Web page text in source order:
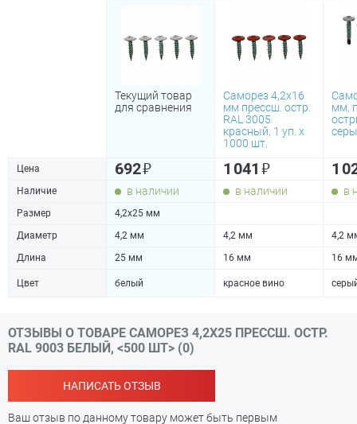
Текущий товар
для сравнения
Саморез 4,2х16
мм прессш. остр.
RAL 3005
красный, 1 уп. х
1000 шт.
мм,
Цена 692₽ 1 041 ₽ 1
Наличие в наличии в наличии в
Размер
4,2х25 мм
Диаметр
4,2 мм 4,2 мм
4,2
Длина
25 мм 16 мм 16
Цвет белый красное вино
ОТЗЫВЫ О ТОВАРЕ САМОРЕЗ 4,2Х25 ПРЕССШ. ОСТР.
RAL 9003 БЕЛЫЙ, <500 ШТ> (0)
НАПИСАТЬ ОТЗЫВ
Ваш отзыв по данному товару может быть первым